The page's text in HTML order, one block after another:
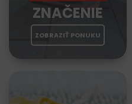
ZNAČENIE
ZOBRAZIŤ PONUKU